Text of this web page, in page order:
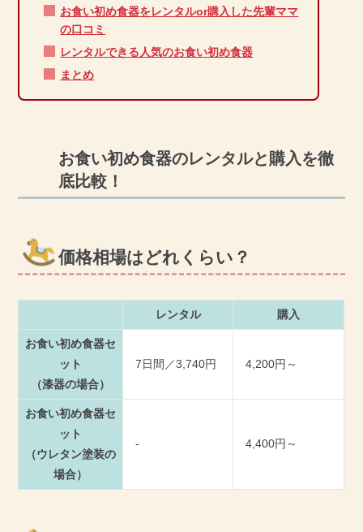
お食い初め食器をレンタルor購入した先輩ママ
の口コミ
レンタルできる人気のお食い初め食器
まとめ
お食い初め食器のレンタルと購入を徹
底比較！
価格相場はどれくらい？
レンタル 購入
お食い初め食器セ
ット
（漆器の場合）
7日間／3,740円 4,200円～
お食い初め食器セ
ット
（ウレタン塗装の
場合）
- 4,400円～